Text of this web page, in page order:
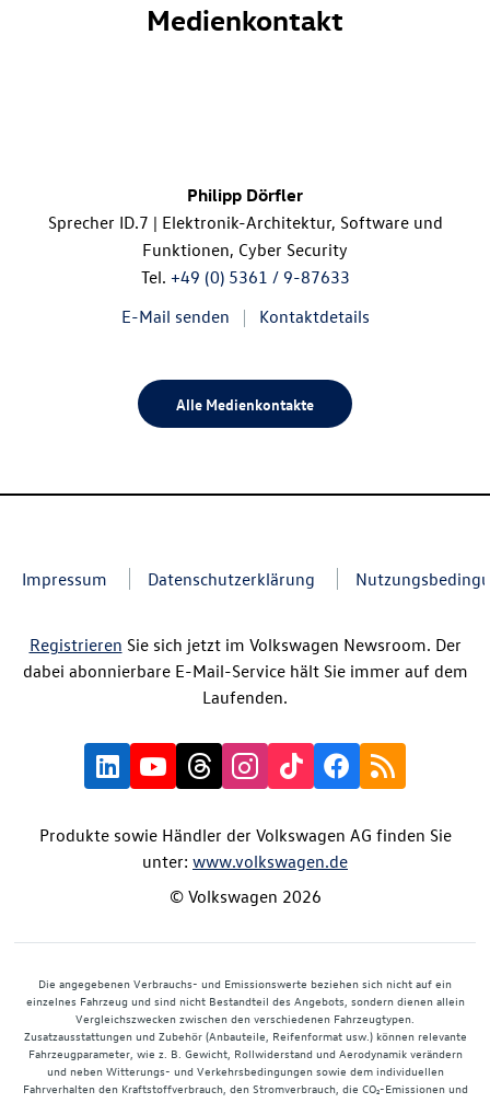
Medienkontakt
Philipp Dörfler
Sprecher ID.7 | Elektronik-Architektur, Software und
Funktionen, Cyber Security
Tel. +49 (0) 5361 / 9-87633
E-Mail senden
Kontaktdetails
Alle Medienkontakte
Impressum Datenschutzerklärung
Registrieren Sie sich jetzt im Volkswagen Newsroom. Der
dabei abonnierbare E-Mail-Service hält Sie immer auf dem
Laufenden.
Produkte sowie Händler der Volkswagen AG finden Sie
unter: www.volkswagen.de
© Volkswagen 2026
Die angegebenen Verbrauchs- und Emissionswerte beziehen sich nicht auf ein
einzelnes Fahrzeug und sind nicht Bestandteil des Angebots, sondern dienen allein
Vergleichszwecken zwischen den verschiedenen Fahrzeugtypen.
Zusatzausstattungen und Zubehör (Anbauteile, Reifenformat usw.) können relevante
Fahrzeugparameter, wie z. B. Gewicht, Rollwiderstand und Aerodynamik verändern
und neben Witterungs- und Verkehrsbedingungen sowie dem individuellen
Fahrverhalten den Kraftstoffverbrauch, den Stromverbrauch, die CO₂-Emissionen und